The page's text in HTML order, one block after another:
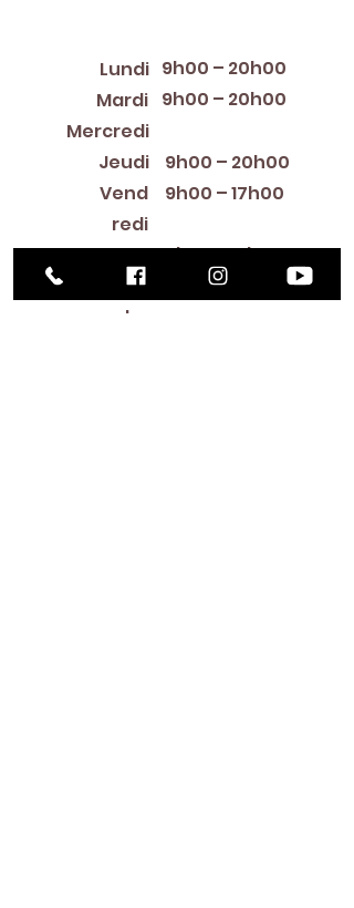
Lundi
Mardi
Mercredi
Jeudi
Vend
redi
Samedi
Diman
che
9h00 – 20h00
9h00 – 20h00
9h00 – 20h00
9h00 – 13h00
9h00 – 17h00
Fermé